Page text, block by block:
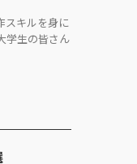
スキルを身に
学生の皆さん